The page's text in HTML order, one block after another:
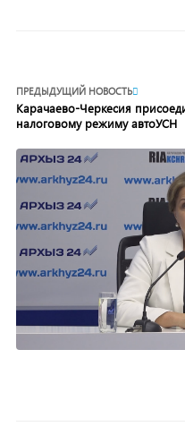
ПРЕДЫДУЩИЙ НОВОСТЬ
Карачаево-Черкесия
налоговому режиму автоУСН